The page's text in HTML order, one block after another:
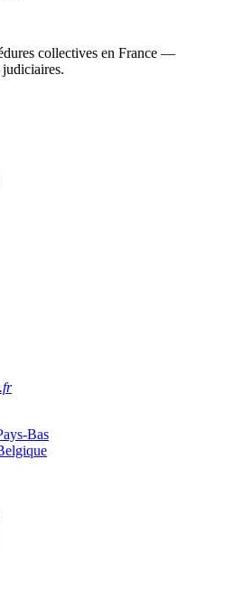
collectives en France —
judiciaires.
Bas